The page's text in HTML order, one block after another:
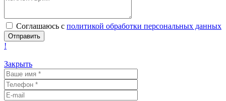
Соглашаюсь с политикой обработки персональных данных
!
Закрыть